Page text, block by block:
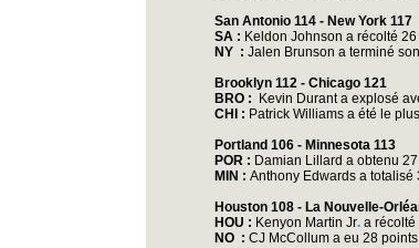
San Antonio 114 - New York 117
SA : Keldon Johnson a récolté
NY :Jalen Brunson a terminé
Brooklyn 112 - Chicago 121
BRO :
Kevin Durant a explosé
CHI : Patrick Williams a été le
Portland 106 - Minnesota 113
POR : Damian Lillard a obtenu
MIN :Anthony Edwards a totalisé
Houston 108 - La Nouvelle-
HOU : Kenyon Martin Jr. a récolté
NO :CJ McCollum a eu 28